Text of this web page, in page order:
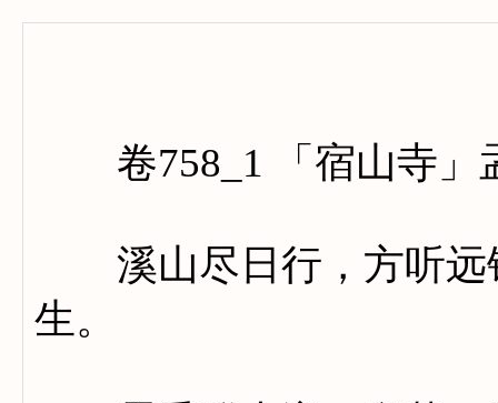
卷758_1 「宿山寺」
溪山尽日行，方听远
生。